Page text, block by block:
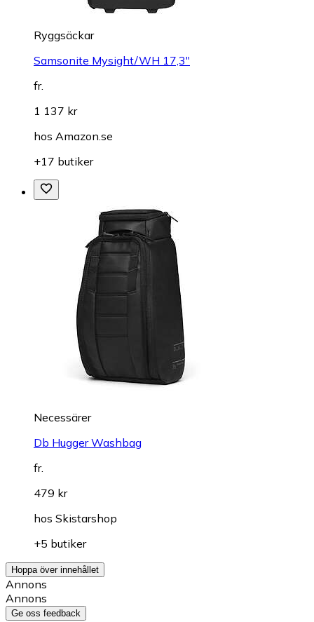
Ryggsäckar
Samsonite Mysight/WH 17,3"
fr.
1 137 kr
hos Amazon.se
+17 butiker
Necessärer
Db Hugger Washbag
fr.
479 kr
hos Skistarshop
+5 butiker
Hoppa över innehållet
Annons
Annons
Ge oss feedback